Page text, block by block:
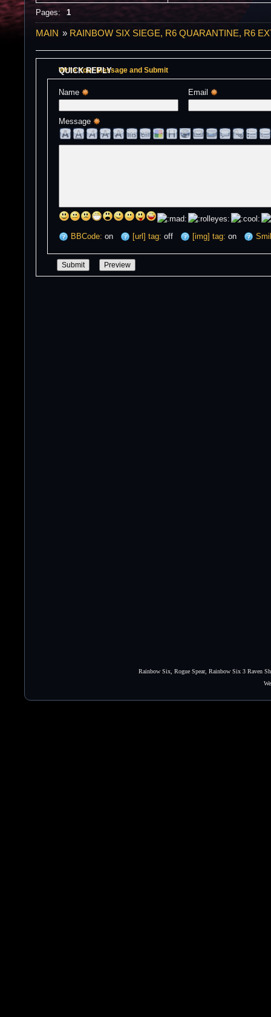
Pages: 1
MAIN » RAINBOW SIX SIEGE, R6 QUARANTINE, R6
QUICK REPLY
Write Your Message and Submit
Name Email
Message
BBCode: on [url] tag: off [img] tag: on
Rainbow Six, Rogue Spear, Rainbow Six 3 Raven